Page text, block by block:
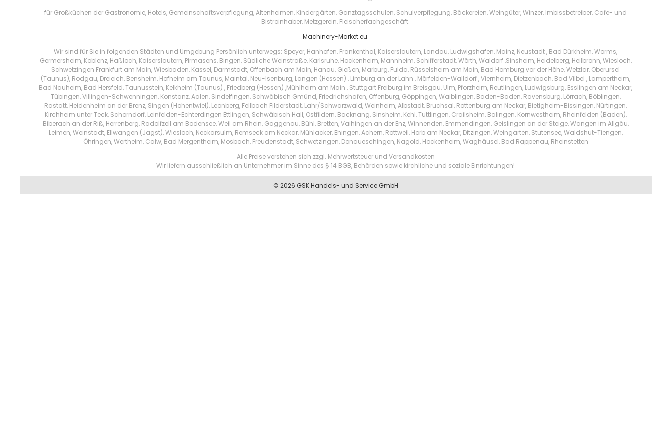
für Großküchen der Gastronomie, Hotels, Gemeinschaftsverpflegung, Altenheimen, Kindergärten, Ganztagsschulen, Schulverpflegung, Bäckereien, Weingüter, Winzer, Imbissbetreiber, Cafe- und
Bistroinhaber, Metzgerein, Fleischerfachgeschäft.
Machinery-Market.eu.
Wir sind für Sie in folgenden Städten und Umgebung Persönlich unterwegs: Speyer, Hanhofen, Frankenthal, Kaiserslautern, Landau, Ludwigshafen, Mainz, Neustadt , Bad Dürkheim, Worms,
Germersheim, Koblenz, Haßloch, Kaiserslautern, Pirmasens, Bingen, Südliche Weinstraße, Karlsruhe, Hockenheim, Mannheim, Schifferstadt, Wörth, Waldorf ,Sinsheim, Heidelberg, Heilbronn, Wiesloch,
Schwetzingen Frankfurt am Main, Wiesbaden, Kassel, Darmstadt, Offenbach am Main, Hanau, Gießen, Marburg, Fulda, Rüsselsheim am Main, Bad Homburg vor der Höhe, Wetzlar, Oberursel
(Taunus), Rodgau, Dreieich, Bensheim, Hofheim am Taunus, Maintal, Neu-Isenburg, Langen (Hessen) , Limburg an der Lahn , Mörfelden-Walldorf , Viernheim, Dietzenbach, Bad Vilbel , Lampertheim,
Bad Nauheim, Bad Hersfeld, Taunusstein, Kelkheim (Taunus) , Friedberg (Hessen) ,Mühlheim am Main , Stuttgart Freiburg im Breisgau, Ulm, Pforzheim, Reutlingen, Ludwigsburg, Esslingen am Neckar,
Tübingen, Villingen-Schwenningen, Konstanz, Aalen, Sindelfingen, Schwäbisch Gmünd, Friedrichshafen, Offenburg, Göppingen, Waiblingen, Baden-Baden, Ravensburg, Lörrach, Böblingen,
Rastatt, Heidenheim an der Brenz, Singen (Hohentwiel), Leonberg, Fellbach Filderstadt, Lahr/Schwarzwald, Weinheim, Albstadt, Bruchsal, Rottenburg am Neckar, Bietigheim-Bissingen, Nürtingen,
Kirchheim unter Teck, Schorndorf, Leinfelden-Echterdingen Ettlingen, Schwäbisch Hall, Ostfildern, Backnang, Sinsheim, Kehl, Tuttlingen, Crailsheim, Balingen, Kornwestheim, Rheinfelden (Baden),
Biberach an der Riß, Herrenberg, Radolfzell am Bodensee, Weil am Rhein, Gaggenau, Bühl, Bretten, Vaihingen an der Enz, Winnenden, Emmendingen, Geislingen an der Steige, Wangen im Allgäu,
Leimen, Weinstadt, Ellwangen (Jagst), Wiesloch, Neckarsulm, Remseck am Neckar, Mühlacker, Ehingen, Achern, Rottweil, Horb am Neckar, Ditzingen, Weingarten, Stutensee, Waldshut-Tiengen,
Öhringen, Wertheim, Calw, Bad Mergentheim, Mosbach, Freudenstadt, Schwetzingen, Donaueschingen, Nagold, Hockenheim, Waghäusel, Bad Rappenau, Rheinstetten
Alle Preise verstehen sich zzgl. Mehrwertsteuer und Versandkosten
Wir liefern ausschließlich an Unternehmer im Sinne des § 14 BGB, Behörden sowie kirchliche und soziale Einrichtungen!
© 2026 GSK Handels- und Service GmbH